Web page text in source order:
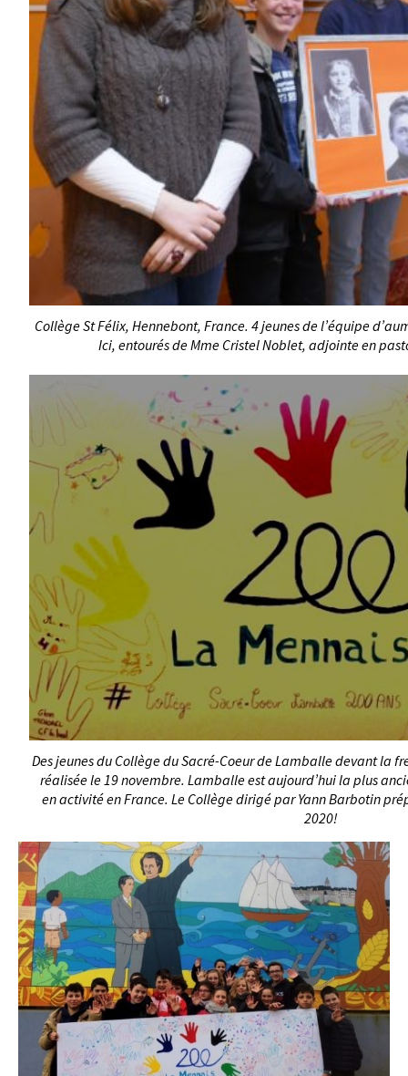
Collège St Félix, Hennebont, France. 4 jeunes de l’équipe
Ici, entourés de Mme Cristel Noblet, adjointe en
Des jeunes du Collège du Sacré-Coeur de Lamballe devant la
réalisée le 19 novembre. Lamballe est aujourd’hui la plus
en activité en France. Le Collège dirigé par Yann Barbotin
2020!